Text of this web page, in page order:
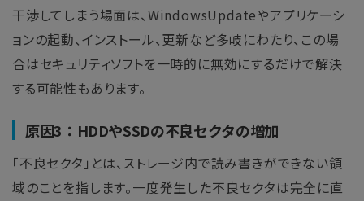
干渉してしまう場面は、WindowsUpdateやアプリケーシ
ョンの起動、インストール、更新など多岐にわたり、この場
合はセキュリティソフトを一時的に無効にするだけで解決
する可能性もあります。
原因3：HDDやSSDの不良セクタの増加
「不良セクタ」とは、ストレージ内で読み書きができない領
域のことを指します。一度発生した不良セクタは完全に直